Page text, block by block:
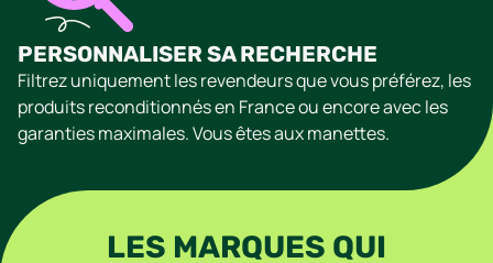
PERSONNALISER SA RECHERCHE
Filtrez uniquement les revendeurs que vous préférez, les
produits reconditionnés en France ou encore avec les
garanties maximales. Vous êtes aux manettes.
LES MARQUES QUI